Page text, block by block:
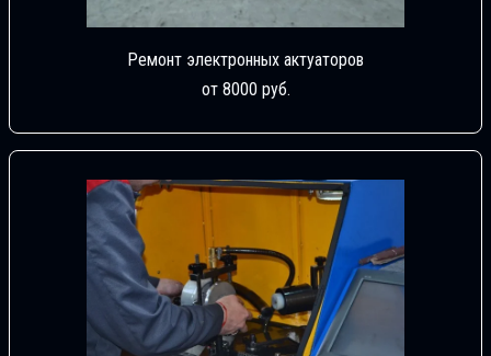
Ремонт электронных актуаторов
от 8000 руб.